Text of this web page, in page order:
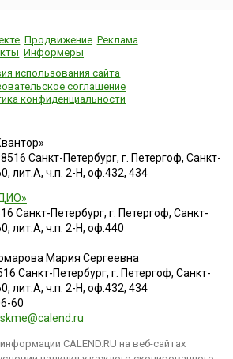
Продвижение Реклама
Информеры
использования сайта
соглашение
конфиденциальности
Санкт-Петербург, г. Петергоф, Санкт-
лит.А, ч.п. 2-Н, оф.432, 434
Санкт-Петербург, г. Петергоф, Санкт-
лит.А, ч.п. 2-Н, оф.440
Мария Сергеевна
Санкт-Петербург, г. Петергоф, Санкт-
лит.А, ч.п. 2-Н, оф.432, 434
60
CALEND.RU на веб-сайтах